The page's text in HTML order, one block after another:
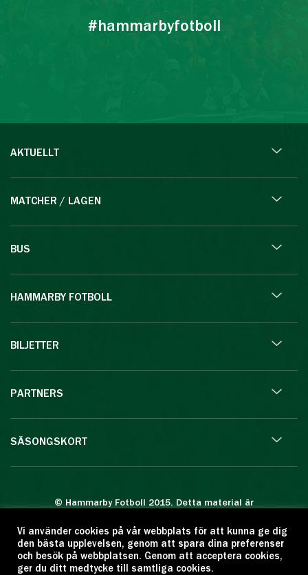
#hammarbyfotboll
AKTUELLT
MATCHER / LAGEN
BUS
HAMMARBY FOTBOLL
BILJETTER
PARTNERS
SÄSONGSKORT
© Hammarby Fotboll 2015. Detta material är
Eftertryck eller annan kopiering är förbjuden.
Citera oss gärna men ange källan:
www.hammarbyfotboll.se. Ansvarig utgivare:
Vi använder cookies på vår webbplats för att kunna ge dig
den bästa upplevelsen, genom att spara dina preferenser
och besök på webbplatsen. Genom att acceptera cookies,
ger du ditt medtycke till samtliga cookies.